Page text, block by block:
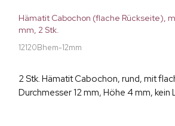
Hämatit Cabochon (flache Rückseite),
mm, 2 Stk.
12120Bhem-12mm
2 Stk. Hämatit Cabochon, rund, mit
Durchmesser 12 mm, Höhe 4 mm, kein